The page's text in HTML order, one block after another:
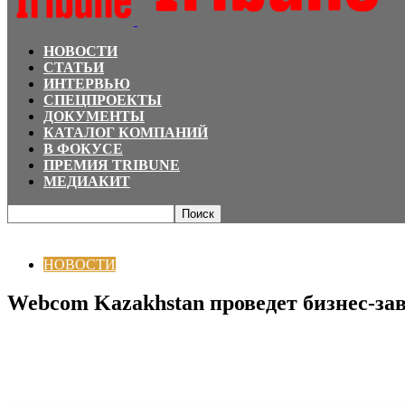
НОВОСТИ
СТАТЬИ
ИНТЕРВЬЮ
СПЕЦПРОЕКТЫ
ДОКУМЕНТЫ
КАТАЛОГ КОМПАНИЙ
В ФОКУСЕ
ПРЕМИЯ TRIBUNE
МЕДИАКИТ
НОВОСТИ
Webcom Kazakhstan проведет бизнес-